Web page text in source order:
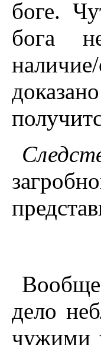
боге.
бога
дело
чужими